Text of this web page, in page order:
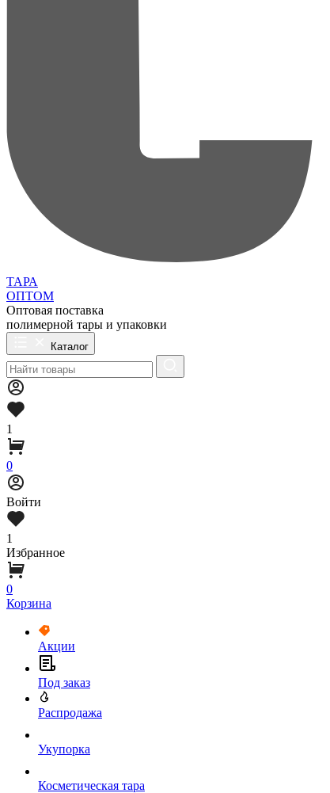
ТАРА
ОПТОМ
Оптовая поставка
полимерной тары и упаковки
Каталог
1
0
Войти
1
Избранное
0
Корзина
Акции
Под заказ
Распродажа
Укупорка
Косметическая тара